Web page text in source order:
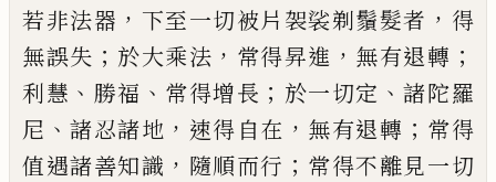
若非法器 ， 下至一切被片袈裟剃鬚髮者 ， 得
無誤失 ； 於大乘法 ， 常得昇進 ， 無有退轉 ；
利慧 、 勝福 、 常得增長 ； 於一切定 、諸陀羅
尼 、諸忍諸地 ， 速得自在 ， 無有退轉 ； 常得
值遇諸善知識 ， 隨順而行 ； 常得不離見一切